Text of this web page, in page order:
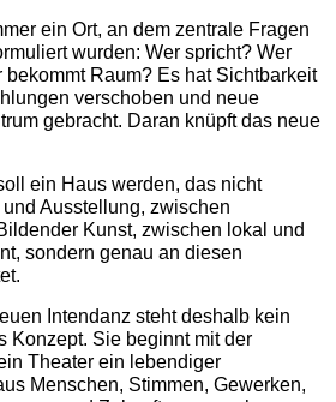
ein Ort, an dem zentrale Fragen
wurden: Wer spricht? Wer
bekommt Raum? Es hat Sichtbarkeit
verschoben und neue
gebracht. Daran knüpft das neue
ein Haus werden, das nicht
Ausstellung, zwischen
Kunst, zwischen lokal und
sondern genau an diesen
Intendanz steht deshalb kein
Konzept. Sie beginnt mit der
Theater ein lebendiger
Menschen, Stimmen, Gewerken,